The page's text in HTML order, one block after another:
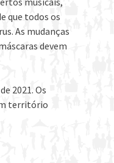
que todos os
As mudanças
devem
2021. Os
território